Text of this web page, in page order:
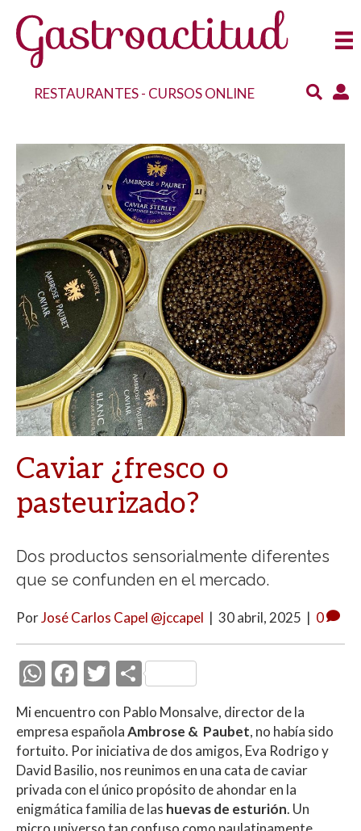
RESTAURANTES- CURSOS ONLINE
Caviar ¿fresco o
pasteurizado?
Dos productos sensorialmente diferentes
que se confunden en el mercado.
PorJosé Carlos Capel @jccapel | 30 abril, 2025 | 0
W
at
s
A
p
F
e
b
o
o
T
w
itt
er
C
o
m
p
ar
ti
Mi encuentro con Pablo Monsalve, director de la
empresa españolaAmbrose & Paubet, no había sido
fortuito. Por iniciativa de dos amigos, Eva Rodrigo y
David Basilio, nos reunimos en una cata de caviar
privada con el único propósito de ahondar en la
enigmática familia de las huevas de esturión. Un